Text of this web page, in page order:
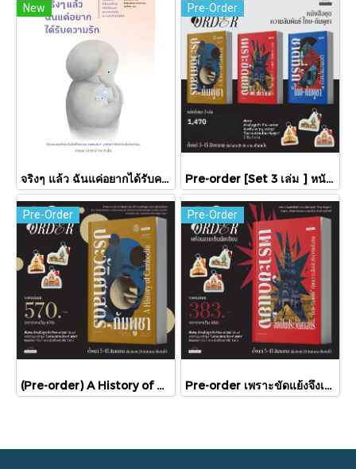
New
จริงๆ แล้ว ฉันแค่อยากได้รับความรัก / พัคแจยอน / นันท์นิชา / Babymonster
Pre-Order
Pre-order [Set 3 เล่ม ] หนังสือชุดความสัมพันธ์ "ไทย-กัมพูชา" / มติชน
Pre-Order
(Pre-order) A History of Cambodia ประวัติศาสตร์กัมพูชา (ฉบับปรับปรุงใหม่) / David Chandler / มติชน
Pre-Order
Pre-order เพราะขัดแย้งจึงเป็นประวัติศาสตร์ "ไทย-กัมพูชา" กับความสัมพันธ์หวานปนขม / มติชน